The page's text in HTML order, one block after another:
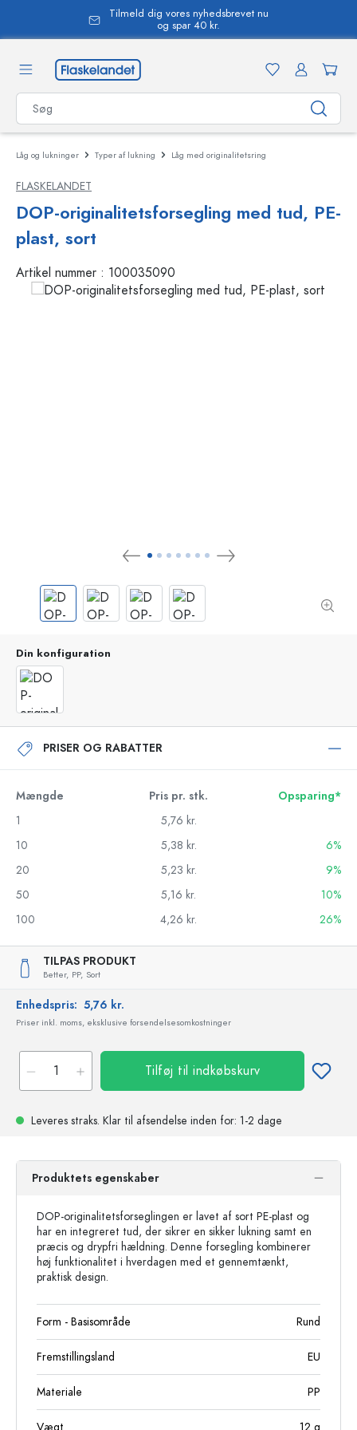
Tilmeld dig vores nyhedsbrevet nu
og spar 40 kr.
Låg og lukninger Typer af lukning Låg med originalitetsring
FLASKELANDET
DOP-originalitetsforsegling med tud, PE-
plast, sort
Artikel nummer : 100035090
Din konfiguration
PRISER OG RABATTER
Mængde Pris pr. stk.
Opsparing*
1
5,76 kr.
10
5,38 kr.
6%
20
5,23 kr.
9%
50
5,16 kr.
10%
100
4,26 kr. 26%
TILPAS PRODUKT
Better, PP, Sort
Enhedspris: 5,76 kr.
Priser inkl. moms, eksklusive forsendelsesomkostninger
Tilføj til indkøbskurv
Leveres straks. Klar til afsendelse inden for: 1-2 dage
Produktets egenskaber
DOP-originalitetsforseglingen er lavet af sort PE-plast og
har en integreret tud, der sikrer en sikker lukning samt en
præcis og drypfri hældning. Denne forsegling kombinerer
høj funktionalitet i hverdagen med et gennemtænkt,
praktisk design.
Form - Basisområde Rund
Fremstillingsland EU
Materiale PP